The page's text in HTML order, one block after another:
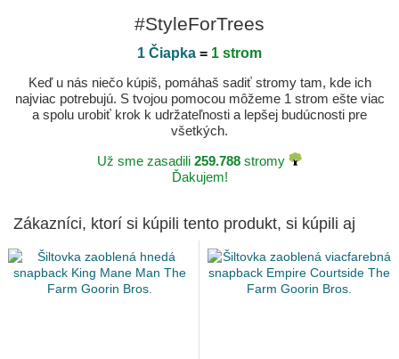
#StyleForTrees
1 Čiapka = 1 strom
Keď u nás niečo kúpiš, pomáhaš sadiť stromy tam, kde ich
najviac potrebujú. S tvojou pomocou môžeme 1 strom ešte viac
a spolu urobiť krok k udržateľnosti a lepšej budúcnosti pre
všetkých.
Už sme zasadili 259.788 stromy
Ďakujem!
Zákazníci, ktorí si kúpili tento produkt, si kúpili aj